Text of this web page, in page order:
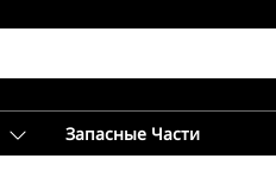
Запасные Части